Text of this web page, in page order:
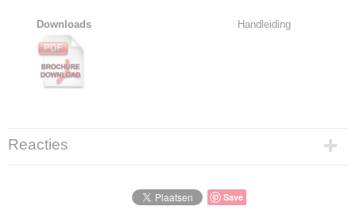
Downloads Handleiding
Reacties
Save